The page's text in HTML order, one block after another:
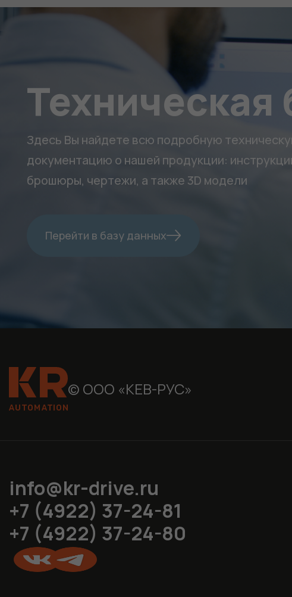
Техническая
Здесь Вы найдете всю подробную
документацию о нашей продукции:
брошюры, чертежи, а также 3D модели
Перейти в базу данных
© ООО «КЕВ-РУС»
info@kr-drive.ru
+7 (4922) 37-24-81
+7 (4922) 37-24-80